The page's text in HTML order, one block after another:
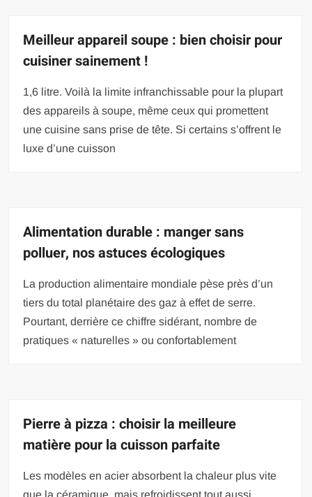
Meilleur appareil soupe : bien choisir pour
cuisiner sainement !
1,6 litre. Voilà la limite infranchissable pour la plupart
des appareils à soupe, même ceux qui promettent
une cuisine sans prise de tête. Si certains s’offrent le
luxe d’une cuisson
Alimentation durable : manger sans
polluer, nos astuces écologiques
La production alimentaire mondiale pèse près d’un
tiers du total planétaire des gaz à effet de serre.
Pourtant, derrière ce chiffre sidérant, nombre de
pratiques « naturelles » ou confortablement
Pierre à pizza : choisir la meilleure
matière pour la cuisson parfaite
Les modèles en acier absorbent la chaleur plus vite
que la céramique, mais refroidissent tout aussi